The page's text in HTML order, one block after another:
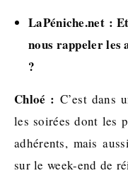
LaPéniche.net :
nous rappeler les
?
Chloé : C’est dans
les soirées dont les
adhérents, mais
sur le week-end de